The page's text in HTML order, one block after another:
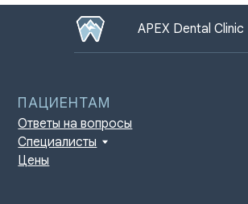
APEX Dental Clinic
ПАЦИЕНТАМ
Цены